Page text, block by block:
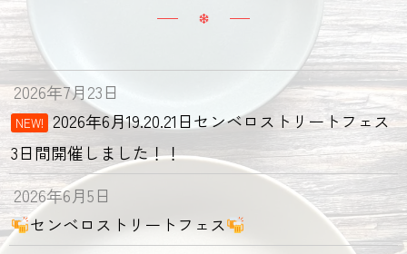
2026年7月23日
NEW! 2026年6月19.20.21日センベロストリートフェス
3日間開催しました！！
2026年6月5日
センベロストリートフェス